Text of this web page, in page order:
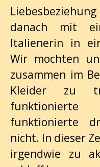
danach mit
Italienerin in
Wir mochten
zusammen im
Kleider zu
funktionierte
nicht. In dieser
irgendwie zu